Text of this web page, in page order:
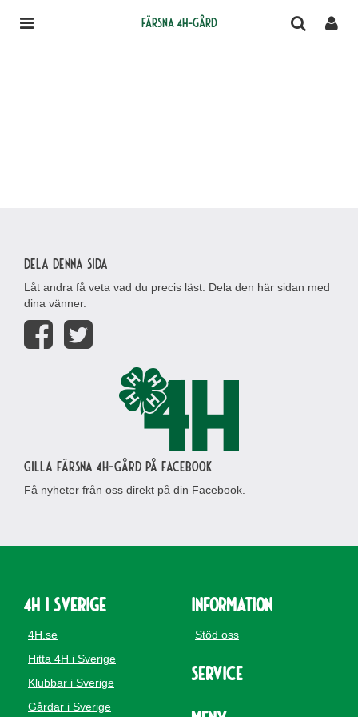
Färsna 4H-gård
Dela denna sida
Låt andra få veta vad du precis läst. Dela den här sidan med
dina vänner.
Gilla Färsna 4H-gård på Facebook
Få nyheter från oss direkt på din Facebook.
4H i Sverige
4H.se
Hitta 4H i Sverige
Klubbar i Sverige
Gårdar i Sverige
Information
Stöd oss
Service